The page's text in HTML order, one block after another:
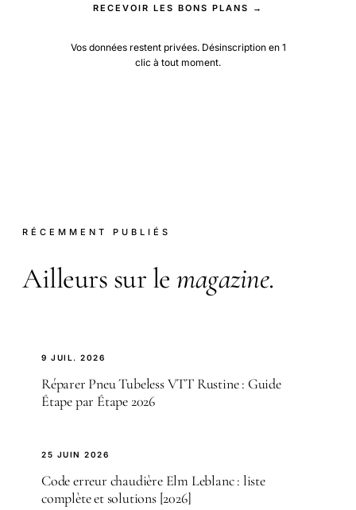
RECEVOIR LES BONS PLANS →
Vos données restent privées. Désinscription en 1
clic à tout moment.
RÉCEMMENT PUBLIÉS
Ailleurs sur le magazine.
9 JUIL. 2026
Réparer Pneu Tubeless VTT Rustine : Guide
Étape par Étape 2026
25 JUIN 2026
Code erreur chaudière Elm Leblanc : liste
complète et solutions [2026]